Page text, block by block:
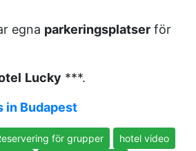
egna parkeringsplatser för
Lucky ***.
in Budapest
för grupper
hotel video